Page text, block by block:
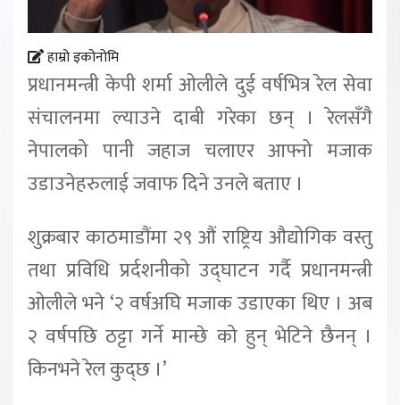
हाम्रो इकोनोमि
प्रधानमन्त्री केपी शर्मा ओलीले दुई वर्षभित्र रेल सेवा
संचालनमा ल्याउने दाबी गरेका छन् । रेलसँगै
नेपालको पानी जहाज चलाएर आफ्नो मजाक
उडाउनेहरुलाई जवाफ दिने उनले बताए ।
शुक्रबार काठमाडौंमा २९ औं राष्ट्रिय औद्योगिक वस्तु
तथा प्रविधि प्रर्दशनीको उद्घाटन गर्दै प्रधानमन्त्री
ओलीले भने ‘२ वर्षअघि मजाक उडाएका थिए । अब
२ वर्षपछि ठट्टा गर्ने मान्छे को हुन् भेटिने छैनन् ।
किनभने रेल कुद्छ ।’